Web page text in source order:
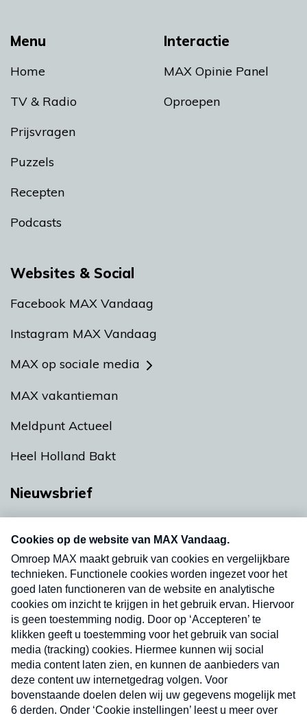
Menu
Home
TV & Radio
Prijsvragen
Puzzels
Recepten
Podcasts
Interactie
MAX Opinie Panel
Oproepen
Websites & Social
Facebook MAX Vandaag
Instagram MAX Vandaag
MAX op sociale media
MAX vakantieman
Meldpunt Actueel
Heel Holland Bakt
Nieuwsbrief
nieuwsbrief. Elke vrijdag- en dinsdagochtend in
uw mailbox.
Verzend